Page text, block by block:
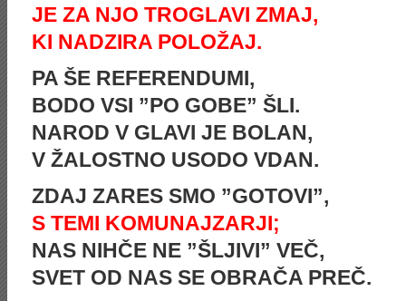
JE ZA NJO TROGLAVI ZMAJ,
KI NADZIRA POLOŽAJ.
PA ŠE REFERENDUMI,
BODO VSI ”PO GOBE” ŠLI.
NAROD V GLAVI JE BOLAN,
V ŽALOSTNO USODO VDAN.
ZDAJ ZARES SMO ”GOTOVI”,
S TEMI KOMUNAJZARJI;
NAS NIHČE NE ”ŠLJIVI” VEČ,
SVET OD NAS SE OBRAČA PREČ.